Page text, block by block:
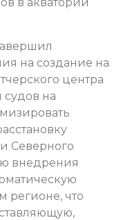
на создание на
центра
на
Северного
внедрения
регионе, что